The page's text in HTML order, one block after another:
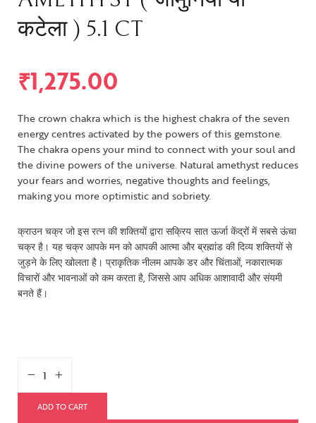
कटेला ) 5.1 CT
₹1,275.00
The crown chakra which is the highest chakra of the seven
energy centres activated by the powers of this gemstone.
The chakra opens your mind to connect with your soul and
the divine powers of the universe. Natural amethyst reduces
your fears and worries, negative thoughts and feelings,
making you more optimistic and sobriety.
क्राउन चक्र जो इस रत्न की शक्तियों द्वारा सक्रिय सात ऊर्जा केंद्रों में सबसे ऊंचा
चक्र है। यह चक्र आपके मन को आपकी आत्मा और ब्रह्मांड की दिव्य शक्तियों से
जुड़ने के लिए खोलता है। प्राकृतिक नीलम आपके डर और चिंताओं, नकारात्मक
विचारों और भावनाओं को कम करता है, जिससे आप अधिक आशावादी और संयमी
बनते हैं।
ADD TO CART